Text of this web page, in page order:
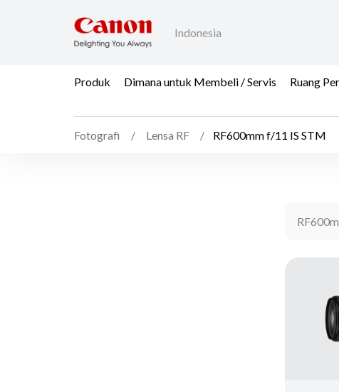
Indonesia
Produk Dimana untuk Membeli / Servis Ruang
Fotografi Lensa RF RF600mm f/11 IS STM